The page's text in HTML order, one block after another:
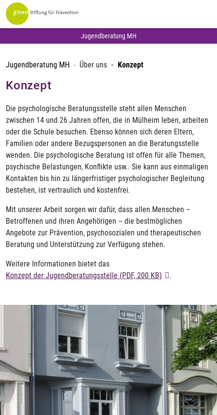
Jugendberatung MH
Jugendberatung MH Über uns Konzept
Konzept
Die psychologische Beratungsstelle steht allen Menschen
zwischen 14 und 26 Jahren offen, die in Mülheim leben, arbeiten
oder die Schule besuchen. Ebenso können sich deren Eltern,
Familien oder andere Bezugspersonen an die Beratungsstelle
wenden. Die psychologische Beratung ist offen für alle Themen,
psychische Belastungen, Konflikte usw.. Sie kann aus einmaligen
Kontakten bis hin zu längerfristiger psychologischer Begleitung
bestehen, ist vertraulich und kostenfrei.
Mit unserer Arbeit sorgen wir dafür, dass allen Menschen –
Betroffenen und ihren Angehörigen – die bestmöglichen
Angebote zur Prävention, psychosozialen und therapeutischen
Beratung und Unterstützung zur Verfügung stehen.
Weitere Informationen bietet das
Konzept der Jugendberatungsstelle (PDF, 200 KB)
.